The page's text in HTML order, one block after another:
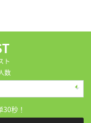
ト
数
秒！